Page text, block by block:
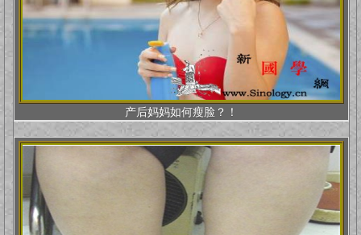
产后妈妈如何瘦脸？！